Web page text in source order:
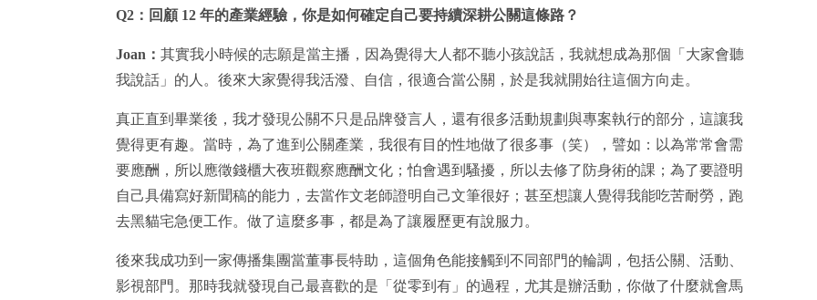
Q2 ：回顧 12 年的產業經驗，你是如何確定自己要持續深耕公關這條路？
Joan ： 其實我小時候的志願是當主播，因為覺得大人都不聽小孩說話，我就想成為那個「大家會聽
我說話」的人。後來大家覺得我活潑、自信，很適合當公關，於是我就開始往這個方向走。
真正直到畢業後，我才發現公關不只是品牌發言人，還有很多活動規劃與專案執行的部分，這讓我
覺得更有趣。當時，為了進到公關產業，我很有目的性地做了很多事（笑），譬如：以為常常會需
要應酬，所以應徵錢櫃大夜班觀察應酬文化；怕會遇到騷擾，所以去修了防身術的課；為了要證明
自己具備寫好新聞稿的能力，去當作文老師證明自己文筆很好；甚至想讓人覺得我能吃苦耐勞，跑
去黑貓宅急便工作。做了這麼多事，都是為了讓履歷更有說服力。
後來我成功到一家傳播集團當董事長特助，這個角色能接觸到不同部門的輪調，包括公關、活動、
影視部門。那時我就發現自己最喜歡的是「從零到有」的過程，尤其是辦活動，你做了什麼就會馬